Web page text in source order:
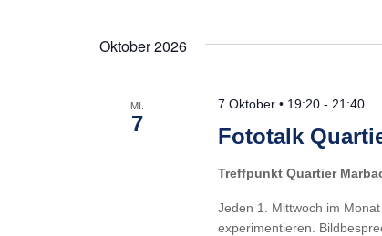
Oktober 2026
MI.
7
Fototalk
7 Oktober • 19:20 - 21:40
Treffpunkt Quartier
Jeden 1. Mittwoch im
experimentieren.